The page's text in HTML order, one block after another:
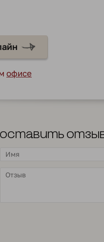
офисе
Оставить